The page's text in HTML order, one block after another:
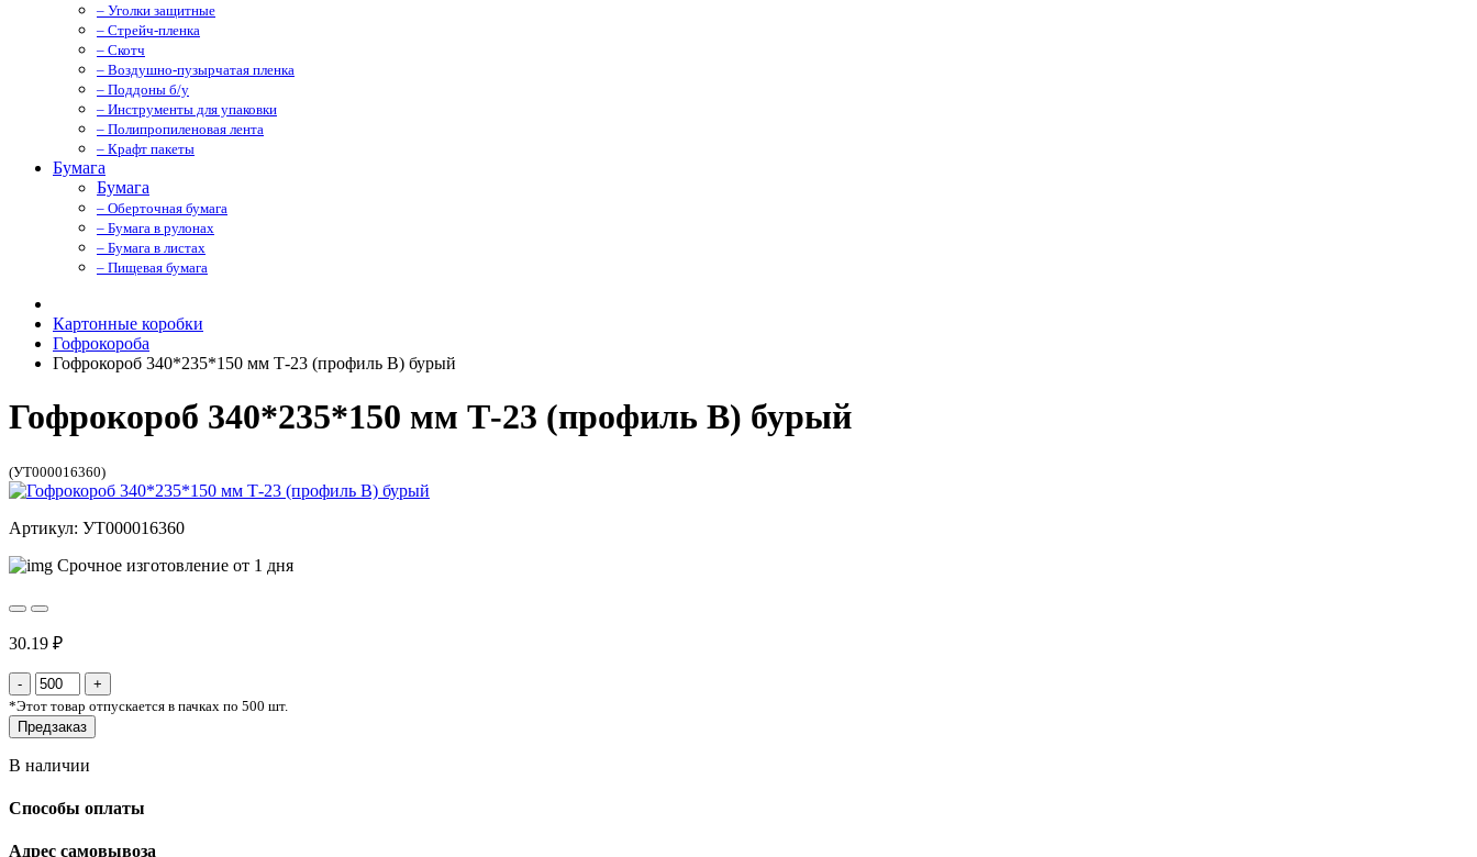
– Уголки защитные
– Стрейч-пленка
– Скотч
– Воздушно-пузырчатая пленка
– Поддоны б/у
– Инструменты для упаковки
– Полипропиленовая лента
– Крафт пакеты
Бумага
Бумага
– Оберточная бумага
– Бумага в рулонах
– Бумага в листах
– Пищевая бумага
Картонные коробки
Гофрокороба
Гофрокороб 340*235*150 мм Т-23 (профиль B) бурый
Гофрокороб 340*235*150 мм Т-23 (профиль B) бурый
(УТ000016360)
Артикул: УТ000016360
Срочное изготовление от 1 дня
30.19 ₽
*Этот товар отпускается в пачках по 500 шт.
Предзаказ
В наличии
Способы оплаты
Адрес самовывоза